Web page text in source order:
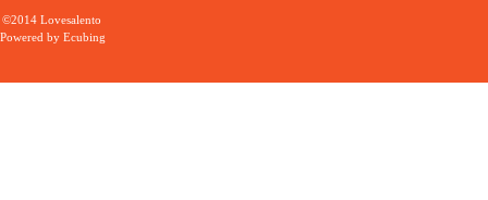
©2014 Lovesalento
Powered by Ecubing